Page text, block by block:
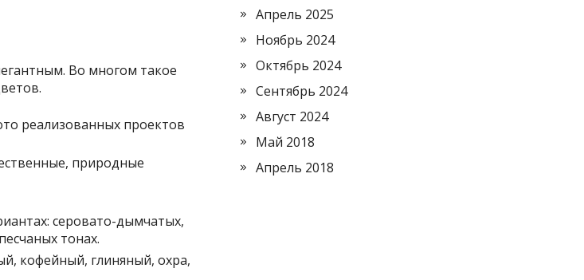
Во многом такое
природные
серовато-дымчатых,
тонах.
кофейный, глиняный, охра,
Апрель 2025
Ноябрь 2024
Октябрь 2024
Сентябрь 2024
Август 2024
Май 2018
Апрель 2018